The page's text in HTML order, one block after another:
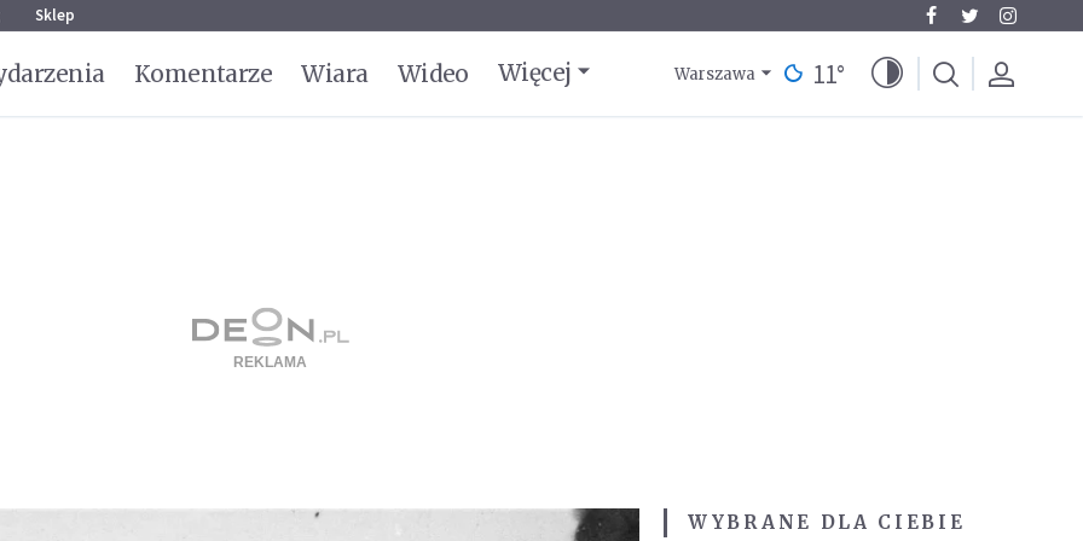
Sklep
Komentarze Wiara Wideo Więcej Warszawa 11°
WYBRANE DLA CIEBIE